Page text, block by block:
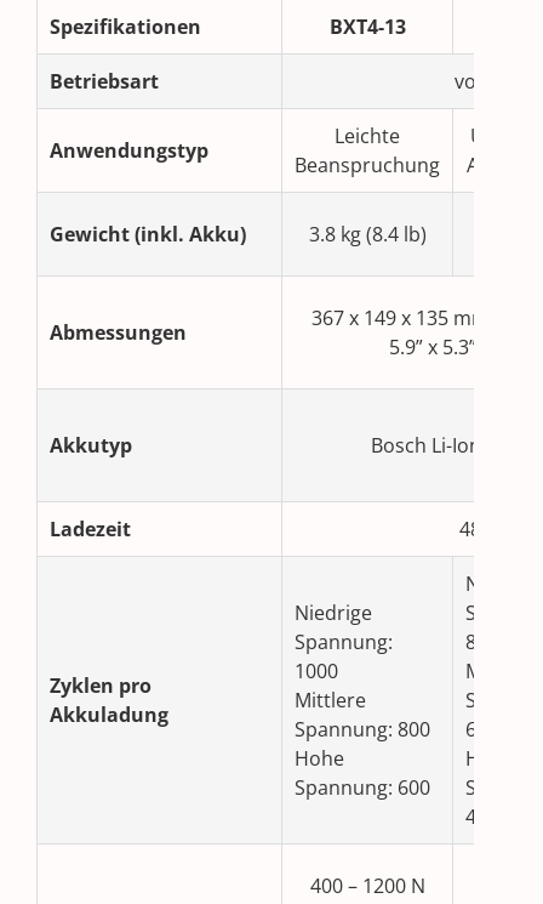
Spezifikationen BXT4-13
Betriebsart voll- /
Anwendungstyp
Leichte
Beanspruchung
Gewicht (inkl. Akku) 3.8 kg (8.4 lb)
Abmessungen
367 x 149 x 135 mm
5.9” x 5.3”)
Akkutyp Bosch Li-Ion
Ladezeit 48 bis
Zyklen pro
Akkuladung
Niedrige
Spannung:
1000
Mittlere
Spannung: 800
Hohe
Spannung: 600
Niedrige
800
Mittlere
600
Hohe
400
400 – 1200 N